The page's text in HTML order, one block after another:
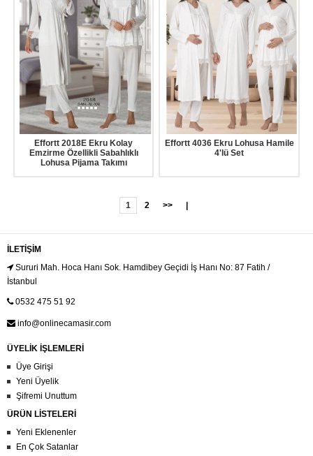
Effortt 2018E Ekru Kolay
Emzirme Özellikli Sabahlıklı
Lohusa Pijama Takımı
Effortt 4036 Ekru Lohusa Hamile
4'lü Set
1 2 >> |
İLETIŞIM
Sururi Mah. Hoca Hanı Sok. Hamdibey Geçidi İş Hanı No: 87 Fatih /
İstanbul
0532 475 51 92
info@onlinecamasir.com
ÜYELİK İŞLEMLERİ
Üye Girişi
Yeni Üyelik
Şifremi Unuttum
ÜRÜN LİSTELERİ
Yeni Eklenenler
En Çok Satanlar